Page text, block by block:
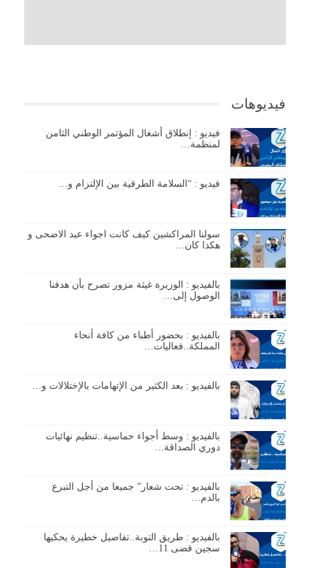
فيديوهات
فيديو : إنطلاق أشغال المؤتمر الوطني الثامن
لمنظمة…
فيديو : “السلامة الطرقية بين الإلتزام و…
سولنا المراكشين كيف كانت اجواء عيد الاضحى و
هكذا كان…
بالفيديو : الوزيرة غيثة مزور تصرح بأن هدفنا
الوصول إلى…
بالفيديو : بحضور أطباء من كافة أنحاء
المملكة..فعاليات…
بالفيديو : بعد الكثير من الإتهامات بالإختلالات و…
بالفيديو : وسط أجواء حماسية..تنظيم نهائيات
دوري الصداقة…
بالفيديو : تحت شعار” جميعا من أجل التبرع
بالدم…
بالفيديو : طريق التوبة..تفاصيل خطيرة يحكيها
سجين قضى 11…